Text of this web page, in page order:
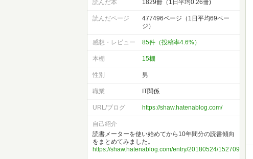
読んだ本 1829冊（1日平均0.26冊)
読んだページ
477496ページ（1日平均69ペー
ジ）
感想・レビュー 85件（投稿率4.6%）
本棚 15棚
性別 男
職業 IT関係
URL/ブログ https://shaw.hatenablog.com/
自己紹介
読書メーターを使い始めてから10年間分の読書傾向
をまとめてみました。
https://shaw.hatenablog.com/entry/20180524/1527090287